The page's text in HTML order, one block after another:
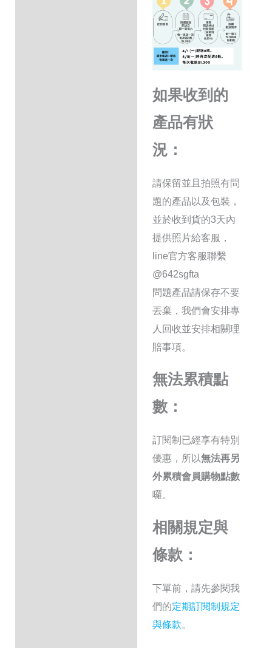
如果收到的
產品有狀
況：
請保留並且拍照有問
題的產品以及包裝，
並於收到貨的3天內
提供照片給客服，
line官方客服聯繫
@642sgfta
問題產品請保存不要
丟棄，我們會安排專
人回收並安排相關理
賠事項。
無法累積點
數：
訂閱制已經享有特別
優惠，所以無法再另
外累積會員購物點數
囉。
相關規定與
條款：
下單前，請先參閱我
們的定期訂閱制規定
與條款。